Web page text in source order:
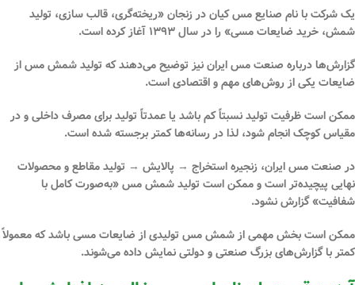
یک شرکت با نام صنایع مس کیان در زنجان «ریخته‌گری، قالب سازی، تولید
شمش، خرید ضایعات مسی» را در سال ۱۳۹۳ آغاز کرده است.
گزارش‌ها درباره صنعت مس ایران نیز توضیح می‌دهند که تولید شمش مس از
ضایعات یکی از روش‌های مهم و اقتصادی است.
ممکن است ظرفیت تولید نسبتاً کم باشد یا عمدتاً تولید برای مصرف داخلی و در
مقیاس کوچک انجام شود، لذا در رسانه‌ها کمتر برجسته شده است.
در صنعت مس ایران، زنجیره استخراج → پالایش → تولید مقاطع و محصولات
نهایی پیچیده‌تر است و ممکن است تولید شمش مس «به‌صورت کامل با
شفافیت» گزارش نشود.
ممکن است بخش مهمی از شمش مس تولیدی از ضایعات مسی باشد که معمولاً
کمتر با گزارش‌های بزرگ صنعتی و دولتی نمایش داده می‌شوند.